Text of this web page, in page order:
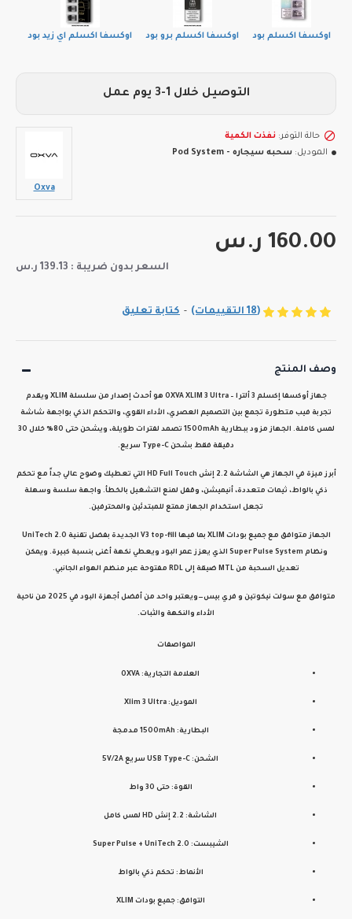
اوكسفا اكسلم بود اوكسفا اكسلم برو بود اوكسفا اكسلم اي زيد بود
(18 التقييمات) - كتابة تعليق
160.00 ر.س
السعر بدون ضريبة : 139.13 ر.س
حالة التوفر: نفذت الكمية
الموديل: سحبه سيجاره - Pod System
Oxva
التوصيل خلال 1-3 يوم عمل
وصف المنتج
جهاز أوكسفا إكسلم 3 ألترا – OXVA XLIM 3 Ultra هو أحدث إصدار من سلسلة XLIM ويقدم
تجربة فيب متطورة تجمع بين التصميم العصري، الأداء القوي، والتحكم الذكي بواجهة شاشة
لمس كاملة. الجهاز مزود ببطارية 1500mAh تصمد لفترات طويلة، ويشحن حتى 80% خلال 30
دقيقة فقط بشحن Type-C سريع.
أبرز ميزة في الجهاز هي الشاشة 2.2 إنش HD Full Touch التي تعطيك وضوح عالي جداً مع تحكم
ذكي بالواط، ثيمات متعددة، أنيميشن، وقفل لمنع التشغيل بالخطأ. واجهة سلسة وسهلة
تجعل استخدام الجهاز ممتع للمبتدئين والمحترفين.
الجهاز متوافق معجميع بودات XLIM بما فيها V3 top-fill الجديدة بفضل تقنية UniTech 2.0
ونظام Super Pulse System الذي يعزز عمر البود ويعطي نكهة أغنى بنسبة كبيرة. ويمكن
تعديل السحبة من MTL ضيقة إلى RDL مفتوحة عبر منظم الهواء الجانبي.
متوافق مع سولت نيكوتين و فري بيس —ويعتبر واحد من أفضل أجهزة البود في 2025 من ناحية
الأداء والنكهة والثبات.
المواصفات
العلامة التجارية:
الموديل: Xlim 3 Ultra
البطارية:
الشحن:
القوة: حتى 30 واط
الشاشة:
الشيبست:
الأنماط: تحكم ذكي بالواط
التوافق: جميع بودات XLIM